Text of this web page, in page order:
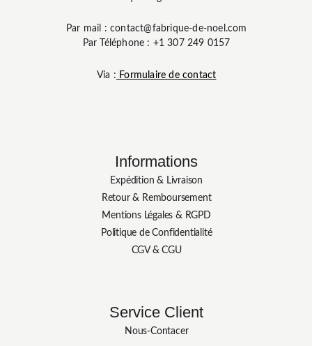
Par mail : contact@fabrique-de-noel.com
Par Téléphone : +1 307 249 0157
Via : Formulaire de contact
Informations
Expédition & Livraison
Retour & Remboursement
Mentions Légales & RGPD
Politique de Confidentialité
CGV & CGU
Service Client
Nous-Contacer